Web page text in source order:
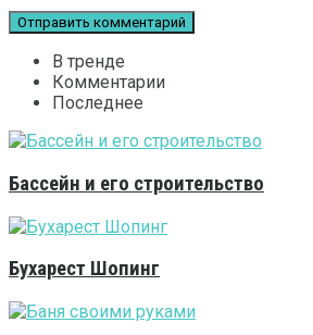
В тренде
Комментарии
Последнее
Бассейн и его строительство
Бухарест Шопинг